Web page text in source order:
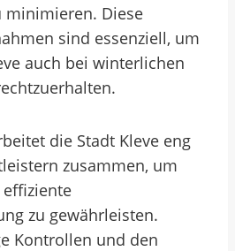
minimieren. Diese
sind essenziell, um
auch bei winterlichen
die Stadt Kleve eng
zusammen, um
zu gewährleisten.
Kontrollen und den